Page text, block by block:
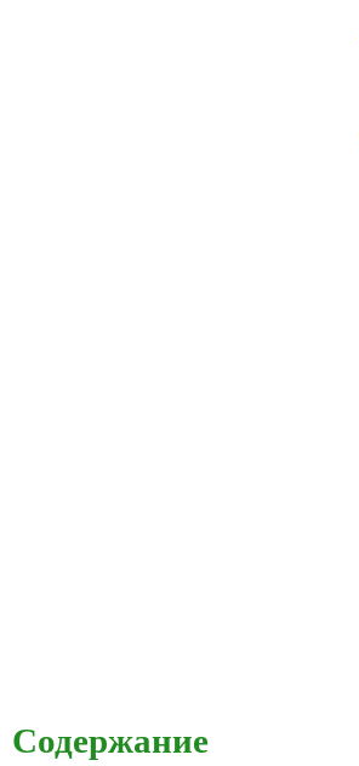
Содержание